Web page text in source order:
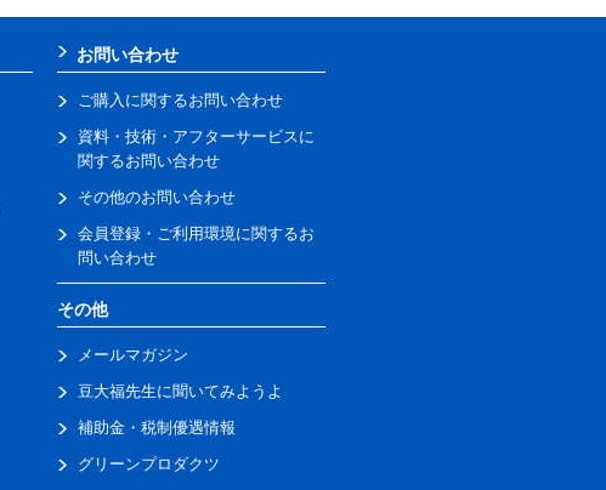
お問い合わせ
ご購入に関するお問い合わせ
資料・技術・アフターサービスに
関するお問い合わせ
その他のお問い合わせ
会員登録・ご利用環境に関するお
問い合わせ
その他
メールマガジン
豆大福先生に聞いてみようよ
補助金・税制優遇情報
グリーンプロダクツ